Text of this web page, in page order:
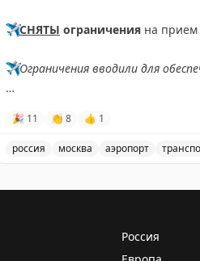
✈️СНЯТЫ ограничения на прием
✈️Ограничения вводили для
🎉 11 👏 8 👍 1
россия москва аэропорт
Россия